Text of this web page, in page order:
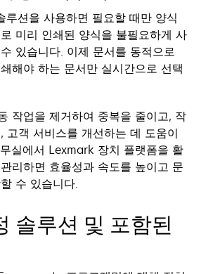
션을 사용하면 필요할 때만 양식
미리 인쇄된 양식을 불필요하게 사
있습니다. 이제 문서를 동적으로
해야 하는 문서만 실시간으로 선택
작업을 제거하여 중복을 줄이고, 작
고객 서비스를 개선하는 데 도움이
실에서 Lexmark 장치 플랫폼을 활
리하면 효율성과 속도를 높이고 문
수 있습니다.
솔루션 및 포함된